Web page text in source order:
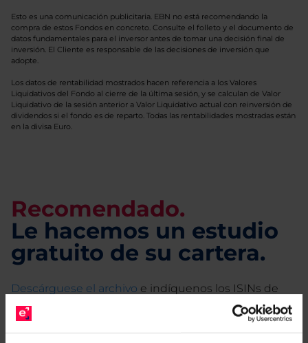
Esto es una comunicación publicitaria. EBN no está recomendando la
compra de estos Fondos en concreto. Consulte el folleto y el documento de
datos fundamentales para el inversor antes de tomar una decisión final de
inversión. El Cliente es responsable de las decisiones de inversión que
adopte.
Los datos de rentabilidad mostrados hacen referencia a los Valores
Liquidativos del Fondo al cierre de la última sesión, y se calculan de Valor
Liquidativo de la sesión anterior a Valor Liquidativo actual con reinversión de
dividendos si el fondo es de reparto. Todas las rentabilidades mostradas están
en la divisa Euro.
Recomendado.
Le hacemos un estudio
gratuito de su cartera.
Descárguese el archivo e indíquenos los ISINs de
sus Fondos y nuestros expertos le enviarán un
estudio gratuito de sus alternativas de Clases
Limpias con las que podrá ahorrar en sus costes.